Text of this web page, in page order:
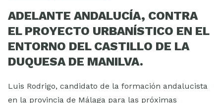
ADELANTE ANDALUCÍA, CONTRA
EL PROYECTO URBANÍSTICO EN EL
ENTORNO DEL CASTILLO DE LA
DUQUESA DE MANILVA.
Luis Rodrigo, candidato de la formación andalucista
en la provincia de Málaga para las próximas